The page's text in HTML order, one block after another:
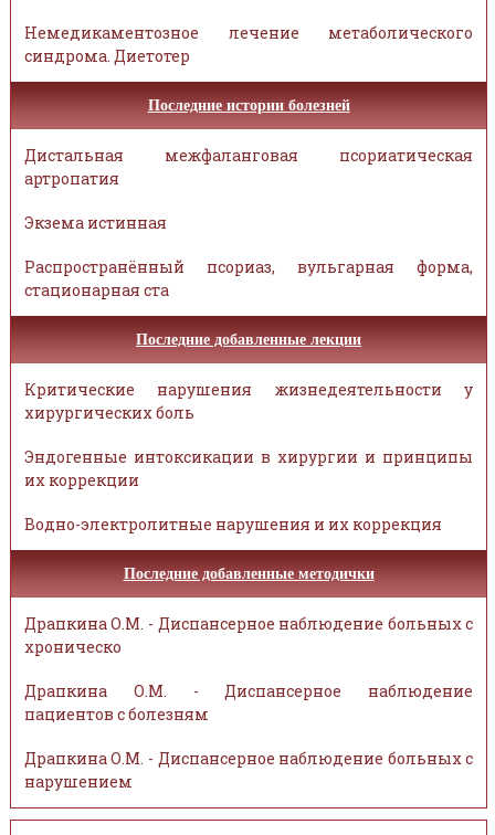
Немедикаментозное лечение метаболического
синдрома. Диетотер
Последние истории болезней
Дистальная межфаланговая псориатическая
артропатия
Экзема истинная
Распространённый псориаз, вульгарная форма,
стационарная ста
Последние добавленные лекции
Критические нарушения жизнедеятельности у
хирургических боль
Эндогенные интоксикации в хирургии и принципы
их коррекции
Водно-электролитные нарушения и их коррекция
Последние добавленные методички
Драпкина О.М. - Диспансерное наблюдение больных с
хроническо
Драпкина О.М. - Диспансерное наблюдение
пациентов с болезням
Драпкина О.М. - Диспансерное наблюдение больных с
нарушением